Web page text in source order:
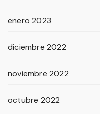
enero 2023
diciembre 2022
noviembre 2022
octubre 2022